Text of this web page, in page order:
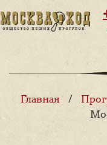
Главная /